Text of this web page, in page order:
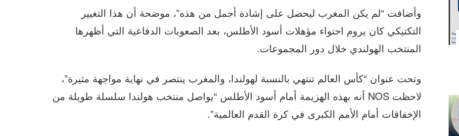
وأضافت “لم يكن المغرب ليحصل على إشادة أجمل من هذه”، موضحة أن هذا التغيير
التكتيكي كان يروم احتواء مؤهلات أسود الأطلس، بعد الصعوبات الدفاعية التي أظهرها
المنتخب الهولندي خلال دور المجموعات.
وتحت عنوان “كأس العالم تنتهي بالنسبة لهولندا، والمغرب ينتصر في نهاية مواجهة مثيرة”،
لاحظت NOS أنه بهذه الهزيمة أمام أسود الأطلس “يواصل منتخب هولندا سلسلة طويلة من
الإخفاقات أمام الأمم الكبرى في كرة القدم العالمية”.